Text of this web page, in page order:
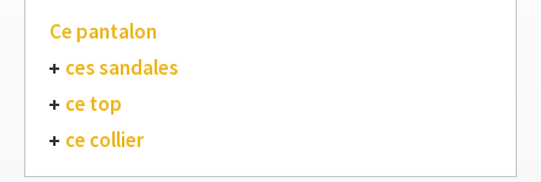
Ce pantalon
ces sandales
ce top
ce collier